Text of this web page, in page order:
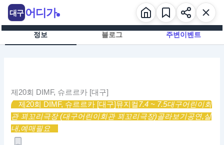
츠
정보 블로그 주변이벤트
제20회 DIMF, 슈르르카 [대구]
제20회 DIMF, 슈르르카 [대구]뮤지컬7.4 ~ 7.5대구어린이회
관 꾀꼬리극장 (대구어린이회관 꾀꼬리극장)골라보기공연,실
내,예매필요
대구 어디가